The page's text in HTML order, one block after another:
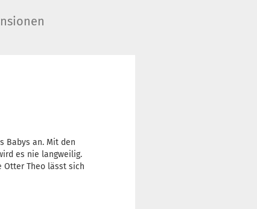
Babys an. Mit den
es nie langweilig.
Otter Theo lässt sich